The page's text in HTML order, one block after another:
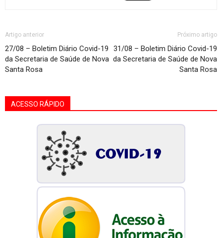
Artigo anterior
27/08 – Boletim Diário Covid-19
da Secretaria de Saúde de Nova
Santa Rosa
Próximo artigo
31/08 – Boletim Diário Covid-19
da Secretaria de Saúde de Nova
Santa Rosa
ACESSO RÁPIDO